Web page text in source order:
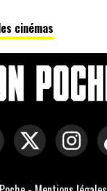
cinémas